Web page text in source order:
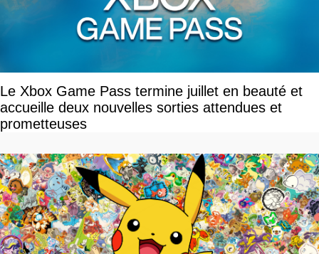
Le Xbox Game Pass termine juillet en beauté et
accueille deux nouvelles sorties attendues et
prometteuses